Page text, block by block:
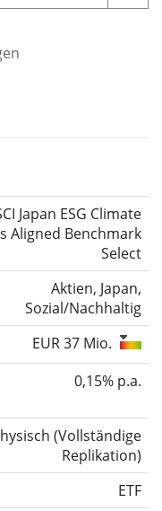
Japan ESG Climate
Aligned Benchmark
Select
Aktien, Japan,
Sozial/Nachhaltig
EUR 37 Mio.
0,15% p.a.
(Vollständige
Replikation)
ETF